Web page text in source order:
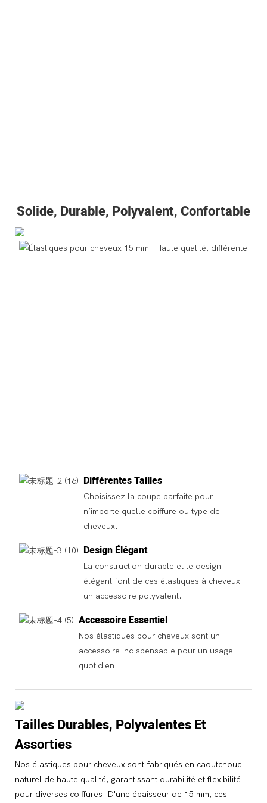
Solide, Durable, Polyvalent, Confortable
Différentes Tailles
Choisissez la coupe parfaite pour
n’importe quelle coiffure ou type de
cheveux.
Design Élégant
La construction durable et le design
élégant font de ces élastiques à cheveux
un accessoire polyvalent.
Accessoire Essentiel
Nos élastiques pour cheveux sont un
accessoire indispensable pour un usage
quotidien.
Tailles Durables, Polyvalentes Et
Assorties
Nos élastiques pour cheveux sont fabriqués en caoutchouc
naturel de haute qualité, garantissant durabilité et flexibilité
pour diverses coiffures. D'une épaisseur de 15 mm, ces